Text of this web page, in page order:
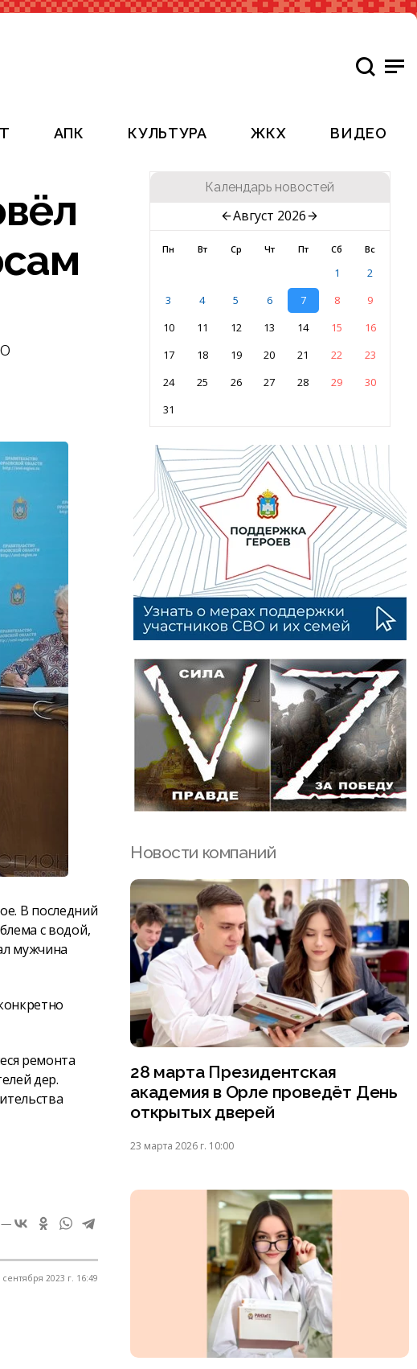
АПК КУЛЬТУРА ЖКХ ВИДЕО
В последний
с водой,
мужчина
ремонта
дер.
—
сентября 2023 г. 16:49
Календарь новостей
Август 2026
Пн Вт Ср Чт Пт Сб Вс
1
2
3
4 5 6 7 8
9
10
11 12 13 14 15
16
17
18 19 20 21 22
23
24
25 26 27 28 29
30
31
Новости компаний
28 марта Президентская
академия в Орле проведёт День
открытых дверей
23 марта 2026 г. 10:00